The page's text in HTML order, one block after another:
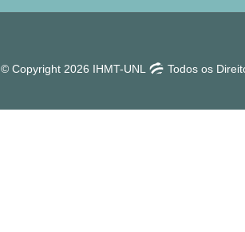
© Copyright 2026 IHMT-UNL Todos os